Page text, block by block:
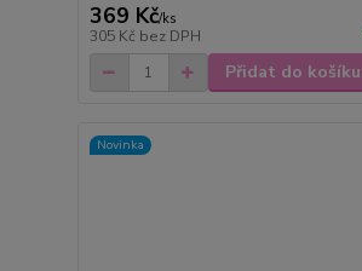
369 Kč/ks
305 Kč bez DPH
Přidat do košíku
Novinka